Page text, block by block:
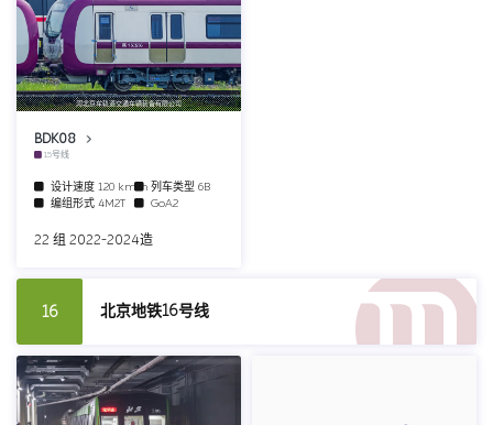
河北京车轨道交通车辆装备有限公司
BDK08
15号线
设计速度 120 km/h列车类型 6B
编组形式 4M2T GoA2
22 组 2022-2024造
16 北京地铁16号线